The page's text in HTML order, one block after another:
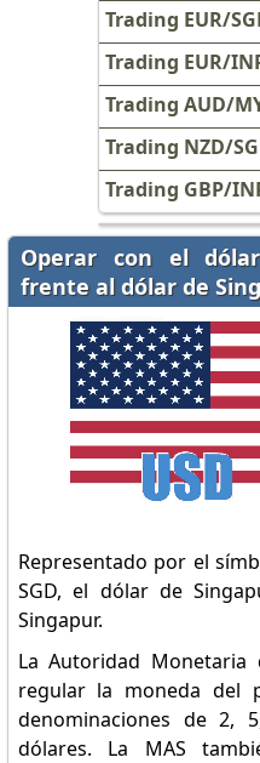
Trading EUR/
Trading EUR/
Trading AUD/
Trading NZD/
Trading GBP/
Operar con el
frente al dólar de
Representado por el
SGD, el dólar de
Singapur.
La Autoridad
regular la moneda del
denominaciones de 2,
dólares. La MAS